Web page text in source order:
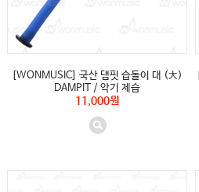
[WONMUSIC] 국산 댐핏 습돌이 대 (大)
DAMPIT / 악기 제습
11,000원